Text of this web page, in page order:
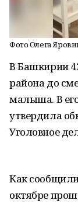
Фото Олега
В Башкирии
района до
малыша. В
утвердила
Уголовное
Как
октябре